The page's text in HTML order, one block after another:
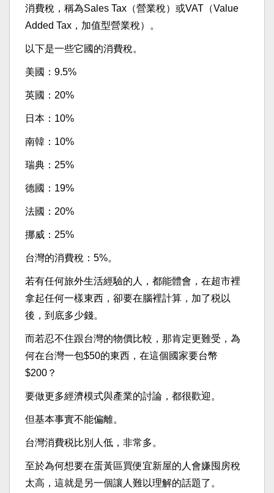
消費稅，稱為Sales Tax（營業稅）或VAT（Value
Added Tax，加值型營業稅）。
以下是一些它國的消費稅。
美國：9.5%
英國：20%
日本：10%
南韓：10%
瑞典：25%
德國：19%
法國：20%
挪威：25%
台灣的消費稅：5%。
若有任何旅外生活經驗的人，都能體會，在超市裡
拿起任何一樣東西，卻要在腦裡計算，加了税以
後，到底多少錢。
而若忍不住跟台灣的物價比較，那肯定更難受，為
何在台灣一包$50的東西，在這個國家要台幣
$200？
要做更多經濟模式與產業的討論，都很歡迎。
但基本事實不能偏離。
台灣消費税比別人低，非常多。
至於為何想要在蛋黃區買便宜新屋的人會嫌囤房稅
太高，這就是另一個讓人難以理解的話題了。